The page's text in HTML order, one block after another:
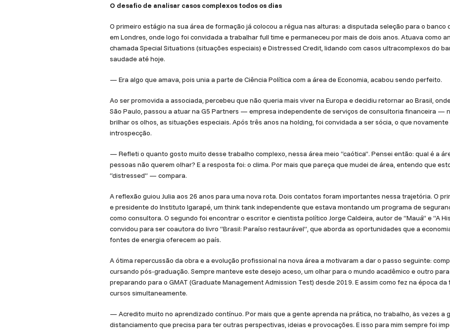
O desafio de analisar casos complexos todos os dias
O primeiro estágio na sua área de formação já colocou a régua nas alturas: a disputada seleção para o banco
em Londres, onde logo foi convidada a trabalhar full time e permaneceu por mais de dois anos. Atuava como
chamada Special Situations (situações especiais) e Distressed Credit, lidando com casos ultracomplexos do
saudade até hoje.
— Era algo que amava, pois unia a parte de Ciência Política com a área de Economia, acabou sendo perfeito.
Ao ser promovida a associada, percebeu que não queria mais viver na Europa e decidiu retornar ao Brasil,
São Paulo, passou a atuar na G5 Partners — empresa independente de serviços de consultoria financeira —
brilhar os olhos, as situações especiais. Após três anos na holding, foi convidada a ser sócia, o que
introspecção.
— Refleti o quanto gosto muito desse trabalho complexo, nessa área meio “caótica”. Pensei então: qual é a
pessoas não querem olhar? E a resposta foi: o clima. Por mais que pareça que mudei de área, entendo que
“distressed” — compara.
A reflexão guiou Julia aos 26 anos para uma nova rota. Dois contatos foram importantes nessa trajetória. O
e presidente do Instituto Igarapé, um think tank independente que estava montando um programa de
como consultora. O segundo foi encontrar o escritor e cientista político Jorge Caldeira, autor de “Mauá” e “A
convidou para ser coautora do livro “Brasil: Paraíso restaurável”, que aborda as oportunidades que a
fontes de energia oferecem ao país.
A ótima repercussão da obra e a evolução profissional na nova área a motivaram a dar o passo seguinte:
cursando pós-graduação. Sempre manteve este desejo aceso, um olhar para o mundo acadêmico e outro
preparando para o GMAT (Graduate Management Admission Test) desde 2019. E assim como fez na época
cursos simultaneamente.
— Acredito muito no aprendizado contínuo. Por mais que a gente aprenda na prática, no trabalho, às vezes a
distanciamento que precisa para ter outras perspectivas, ideias e provocações. E isso para mim sempre foi